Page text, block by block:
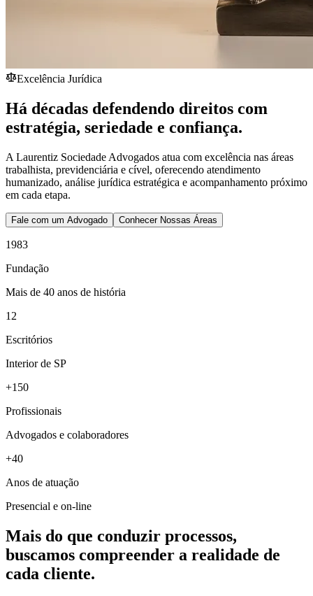
Excelência Jurídica
Há décadas defendendo direitos com
estratégia, seriedade e confiança.
A Laurentiz Sociedade Advogados atua com excelência nas áreas
trabalhista, previdenciária e cível, oferecendo atendimento
humanizado, análise jurídica estratégica e acompanhamento próximo
em cada etapa.
Fale com um Advogado Conhecer Nossas Áreas
1983
Fundação
Mais de 40 anos de história
12
Escritórios
Interior de SP
+150
Profissionais
Advogados e colaboradores
+40
Anos de atuação
Presencial e on-line
Mais do que conduzir processos,
buscamos compreender a realidade de
cada cliente.